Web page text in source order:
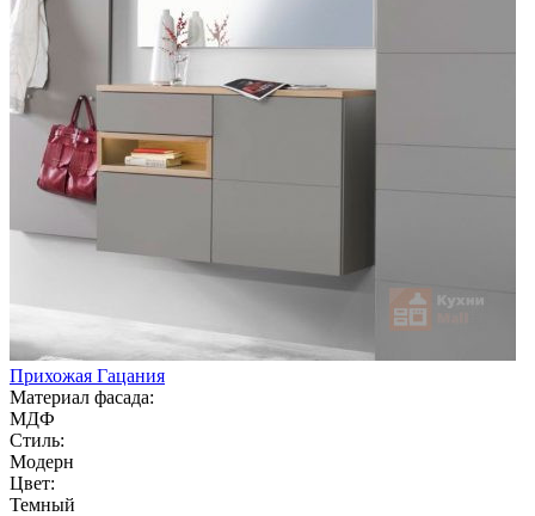
Прихожая Гацания
Материал фасада:
МДФ
Стиль:
Модерн
Цвет:
Темный